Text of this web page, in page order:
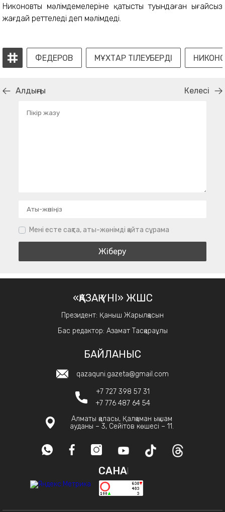
Никоновтың мәлімдемелеріне қатысты туындаған ыңғайсыз
жағдай реттеледі деп мәлімдеді.
ФЕДЕРОВ МҰХТАР ТІЛЕУБЕРДІ
Алдыңғы Келесі
Мені есте сақта, аты-жөнімді қайта сұрама
«ҚАЗАҚ ҮНІ» ЖШС
Президент: Қаныш Жарылқасын
Бас редактор: Азамат Тасқараұлы
БАЙЛАНЫС
qazaquni.gazeta@gmail.com
+7 727 398 57 31
+7 776 487 64 54
Алматы қаласы, Қалқаман ықшам
ауданы – 3, Сейітов көшесі – 11.
САНАҚ